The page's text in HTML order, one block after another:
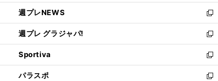
開
く
ウ
で
開
く
ン
ド
ウ
で
開
く
し
い
ウ
ィ
ン
ド
ウ
で
週プレNEWS
新
し
い
ウ
ィ
ン
ド
週プレ グラジャパ!
新
し
い
ウ
ィ
Sportiva
新
し
い
パラスポ
新